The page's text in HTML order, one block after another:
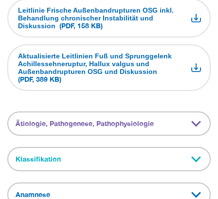
Leitlinie Frische Außenbandrupturen OSG inkl.
Behandlung chronischer Instabilität und
Diskussion (PDF, 158 KB)
Aktualisierte Leitlinien Fuß und Sprunggelenk
Achillessehneruptur, Hallux valgus und
Außenbandrupturen OSG und Diskussion
(PDF, 389 KB)
Ätiologie, Pathogenese, Pathophysiologie
Klassifikation
Anamnese